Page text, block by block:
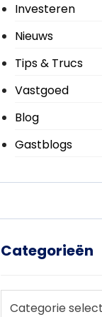
Investeren
Nieuws
Tips & Trucs
Vastgoed
Blog
Gastblogs
Categorieën